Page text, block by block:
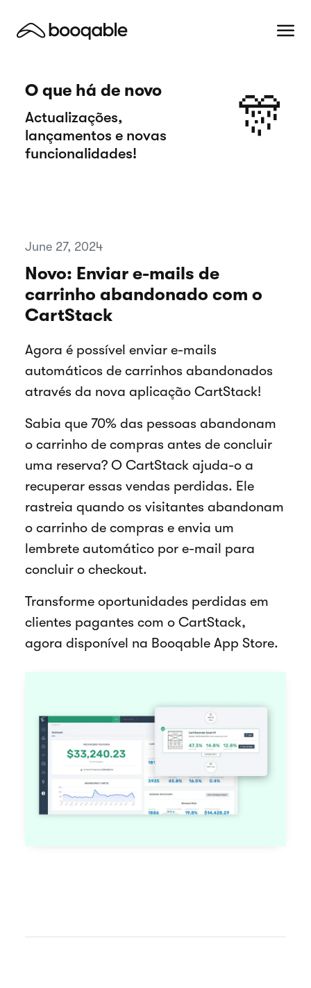
O que há de novo
Actualizações,
lançamentos e novas
funcionalidades!
🎊
June 27, 2024
Novo: Enviar e-mails de
carrinho abandonado com o
CartStack
Agora é possível enviar e-mails
automáticos de carrinhos abandonados
através da nova aplicação CartStack!
Sabia que 70% das pessoas abandonam
o carrinho de compras antes de concluir
uma reserva? O CartStack ajuda-o a
recuperar essas vendas perdidas. Ele
rastreia quando os visitantes abandonam
o carrinho de compras e envia um
lembrete automático por e-mail para
concluir o checkout.
Transforme oportunidades perdidas em
clientes pagantes com o CartStack,
agora disponível na Booqable App Store.